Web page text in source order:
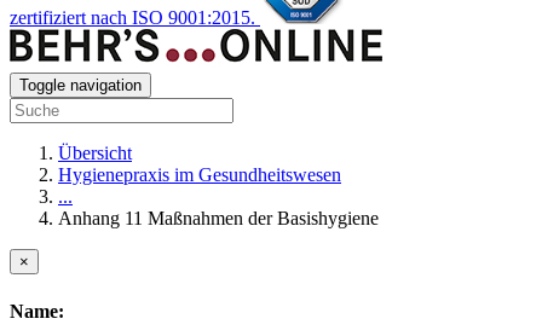
zertifiziert nach ISO 9001:2015.
Toggle navigation
Übersicht
Hygienepraxis im Gesundheitswesen
...
Anhang 11 Maßnahmen der Basishygiene
×
Name: